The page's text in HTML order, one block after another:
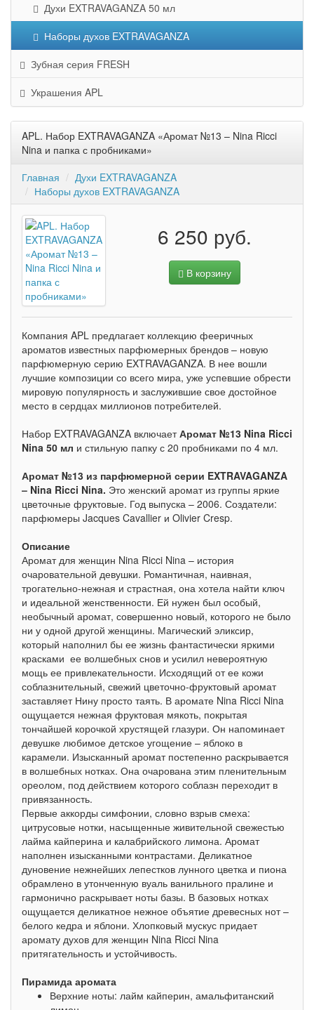
Духи EXTRAVAGANZA 50 мл
Наборы духов EXTRAVAGANZA
Зубная серия FRESH
Украшения APL
APL. Набор EXTRAVAGANZA «Аромат №13 – Nina Ricci
Nina и папка с пробниками»
Главная
Духи EXTRAVAGANZA
Наборы духов EXTRAVAGANZA
6 250 руб.
В корзину
Компания APL предлагает коллекцию фееричных
ароматов известных парфюмерных брендов – новую
парфюмерную серию EXTRAVAGANZA. В нее вошли
лучшие композиции со всего мира, уже успевшие обрести
мировую популярность и заслужившие свое достойное
место в сердцах миллионов потребителей.
Набор EXTRAVAGANZA включаетАромат №13 Nina Ricci
Nina 50 мл и стильную папку с 20 пробниками по 4 мл.
Аромат №13 из парфюмерной серии EXTRAVAGANZA
– Nina Ricci Nina. Это женский аромат из группы яркие
цветочные фруктовые. Год выпуска – 2006. Создатели:
парфюмеры Jacques Cavallier и Olivier Cresp.
Описание
Аромат для женщин Nina Ricci Nina – история
очаровательной девушки. Романтичная, наивная,
трогательно-нежная и страстная, она хотела найти ключ
и идеальной женственности. Ей нужен был особый,
необычный аромат, совершенно новый, которого не было
ни у одной другой женщины. Магический эликсир,
который наполнил бы ее жизнь фантастически яркими
красками ее волшебных снов и усилил невероятную
мощь ее привлекательности. Исходящий от ее кожи
соблазнительный, свежий цветочно-фруктовый аромат
заставляет Нину просто таять. В аромате Nina Ricci Nina
ощущается нежная фруктовая мякоть, покрытая
тончайшей корочкой хрустящей глазури. Он напоминает
девушке любимое детское угощение – яблоко в
карамели. Изысканный аромат постепенно раскрывается
в волшебных нотках. Она очарована этим пленительным
ореолом, под действием которого соблазн переходит в
привязанность.
Первые аккорды симфонии, словно взрыв смеха:
цитрусовые нотки, насыщенные живительной свежестью
лайма кайперина и калабрийского лимона. Аромат
наполнен изысканными контрастами. Деликатное
дуновение нежнейших лепестков лунного цветка и пиона
обрамлено в утонченную вуаль ванильного пралине и
гармонично раскрывает ноты базы. В базовых нотках
ощущается деликатное нежное объятие древесных нот –
белого кедра и яблони. Хлопковый мускус придает
аромату духов для женщин Nina Ricci Nina
притягательность и устойчивость.
Пирамида аромата
Верхние ноты: лайм кайперин, амальфитанский